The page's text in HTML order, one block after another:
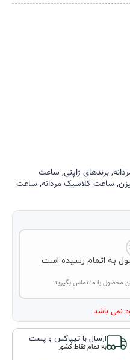
,برند‌های ژاپنی, ساعت
, ساعت کلاسیک مردانه, ساعت
به اتمام رسیده است
محصول با ما تماس بگیرید
نمی باشد
ارسال با تیپاکس و پست
به تمام نقاط کشور